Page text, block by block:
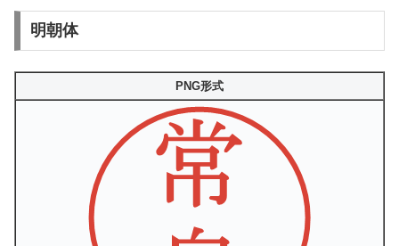
明朝体
PNG形式